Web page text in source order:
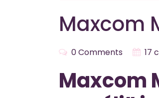
Maxcom
0 Comments 17
Maxcom